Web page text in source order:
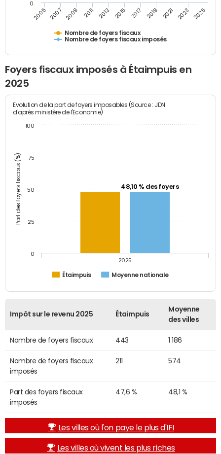
Nombre de foyers fiscaux
Nombre de foyers fiscaux imposés
2005 2007 2009 2011 2013 2015 2017 2019 2021 2023 2025
0
Foyers fiscaux imposés à Étaimpuis en
2025
Part des foyers fiscaux (%)
Evolution de la part de foyers imposables (Source : JDN
d'après ministère de l'Economie)
48,10 % des foyers
Étaimpuis Moyenne nationale
2025
0
25
50
75
100
Impôt sur le revenu 2025 Étaimpuis
Moyenne
des villes
Nombre de foyers fiscaux 443 1 186
Nombre de foyers fiscaux
imposés
211 574
Part des foyers fiscaux
imposés
47,6 % 48,1 %
Les villes où l'on paye le plus d'IFI
Les villes où vivent les plus riches